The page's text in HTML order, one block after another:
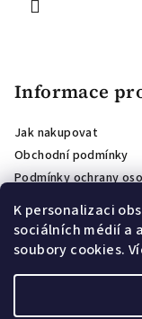
K personalizaci
sociálních médií a
soubory cookies.
Informace
Jak nakupovat
Obchodní podmínky
Podmínky ochrany
Hodnocení obchodu
Affiliate program
Podmínky soutěže o